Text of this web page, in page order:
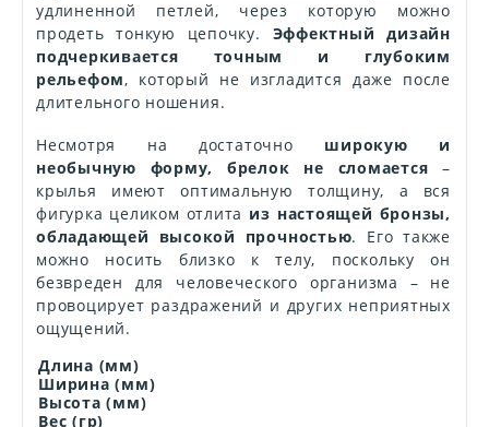
удлиненной петлей, через которую можно
продеть тонкую цепочку. Эффектный дизайн
подчеркивается точным и глубоким
рельефом, который не изгладится даже после
длительного ношения.
Несмотря на достаточно широкую и
необычную форму, брелок не сломается –
крылья имеют оптимальную толщину, а вся
фигурка целиком отлита из настоящей бронзы,
обладающей высокой прочностью. Его также
можно носить близко к телу, поскольку он
безвреден для человеческого организма – не
провоцирует раздражений и других неприятных
ощущений.
Длина (мм)
Ширина (мм)
Высота (мм)
Вес (гр)